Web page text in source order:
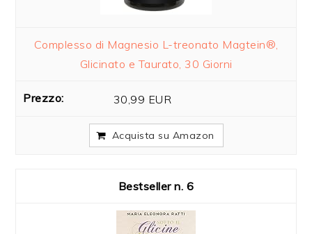
Complesso di Magnesio L-treonato Magtein®,
Glicinato e Taurato, 30 Giorni
30,99 EUR
Acquista su Amazon
6